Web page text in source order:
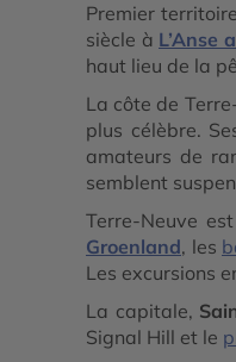
Premier
siècle à L’Anse
haut lieu de la
La côte de
plus célèbre.
amateurs de
semblent
Terre-Neuve
Groenland, les
Les excursions
La capitale,
Signal Hill et le